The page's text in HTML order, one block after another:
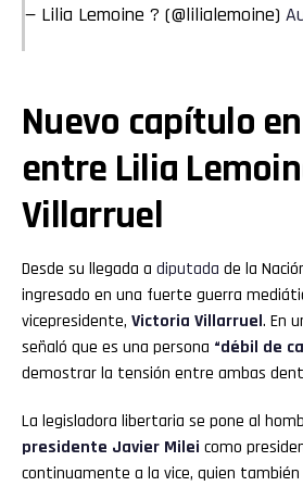
— Lilia Lemoine ? (@lilialemoine)
Nuevo capítulo
entre Lilia
Villarruel
Desde su llegada a diputada de la
ingresado en una fuerte guerra
vicepresidente, Victoria Villarruel. En
señaló que es una persona “débil de
demostrar la tensión entre ambas
La legisladora libertaria se pone al
presidente Javier Milei como
continuamente a la vice, quien también